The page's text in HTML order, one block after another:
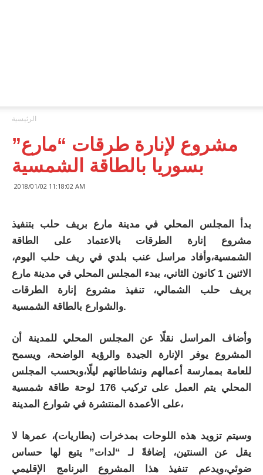
الرئيسية
مشروع لإنارة طرقات “مارع”
بسوريا بالطاقة الشمسية
2018/01/02 11:18:02 AM
بدأ المجلس المحلي في مدينة مارع بريف حلب بتنفيذ
مشروع إنارة الطرقات بالاعتماد على الطاقة
الشمسية،وأفاد مراسل عنب بلدي في ريف حلب اليوم،
الاثنين 1 كانون الثاني، ببدء المجلس المحلي في مدينة مارع
بريف حلب الشمالي، تنفيذ مشروع إنارة الطرقات
والشوارع بالطاقة الشمسية.
وأضاف المراسل نقلًا عن المجلس المحلي للمدينة أن
المشروع يوفر الإنارة الجيدة والرؤية الواضحة، ويسمح
للعامة بممارسة أعمالهم ونشاطاتهم ليلًا،وبحسب المجلس
المحلي يتم العمل على تركيب 176 لوحة طاقة شمسية
على الأعمدة المنتشرة في شوارع المدينة،
وسيتم تزويد هذه اللوحات بمدخرات (بطاريات)، عمرها لا
يقل عن السنتين، إضافةً لـ “لدات” يتبع لها حساس
ضوئي،ويدعم تنفيذ هذا المشروع البرنامج الإقليمي